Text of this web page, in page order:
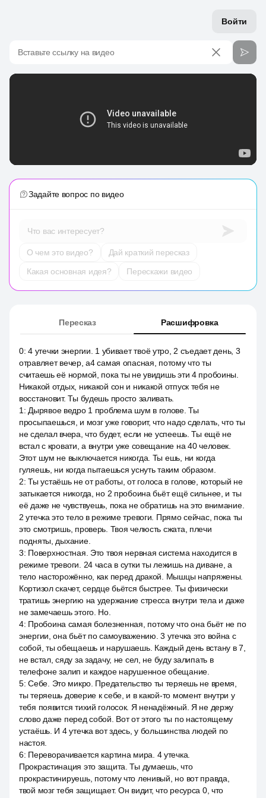
Войти
Вставьте ссылку на видео
Задайте вопрос по видео
Что вас интересует?
О чем это видео?
Дай краткий пересказ
Какая основная идея?
Перескажи видео
Пересказ Расшифровка
0:4 утечки энергии. 1 убивает твоё утро, 2 съедает день, 3
отравляет вечер, a4 самая опасная, потому что ты
считаешь её нормой, пока ты не увидишь эти 4 пробоины.
Никакой отдых, никакой сон и никакой отпуск тебя не
восстановит. Ты будешь просто заливать.
1 : Дырявое ведро 1 проблема шум в голове. Ты
просыпаешься, и мозг уже говорит, что надо сделать, что ты
не сделал вчера, что будет, если не успеешь. Ты ещё не
встал с кровати, а внутри уже совещание на 40 человек.
Этот шум не выключается никогда. Ты ешь, ни когда
гуляешь, ни когда пытаешься уснуть таким образом.
2:Ты устаёшь не от работы, от голоса в голове, который не
затыкается никогда, но 2 пробоина бьёт ещё сильнее, и ты
её даже не чувствуешь, пока не обратишь на это внимание.
2 утечка это тело в режиме тревоги. Прямо сейчас, пока ты
это смотришь, проверь. Твоя челюсть сжата, плечи
подняты, дыхание.
3: Поверхностная. Это твоя нервная система находится в
режиме тревоги. 24 часа в сутки ты лежишь на диване, а
тело насторожённо, как перед дракой. Мышцы напряжены.
Кортизол скачет, сердце бьётся быстрее. Ты физически
тратишь энергию на удержание стресса внутри тела и даже
не замечаешь этого. Но.
4: Пробоина самая болезненная, потому что она бьёт не по
энергии, она бьёт по самоуважению. 3 утечка это война с
собой, ты обещаешь и нарушаешь. Каждый день встану в 7,
не встал, сяду за задачу, не сел, не буду залипать в
телефоне залип и каждое нарушенное обещание.
5:Себе. Это микро. Предательство ты теряешь не время,
ты теряешь доверие к себе, и в какой-то момент внутри у
тебя появится тихий голосок. Я ненадёжный. Я не держу
слово даже перед собой. Вот от этого ты по настоящему
устаёшь. И 4 утечка вот здесь, у большинства людей по
настоя.
6: Переворачивается картина мира. 4 утечка.
Прокрастинация это защита. Ты думаешь, что
прокрастинируешь, потому что ленивый, но вот правда,
твой мозг тебя защищает. Он видит, что ресурса 0, что